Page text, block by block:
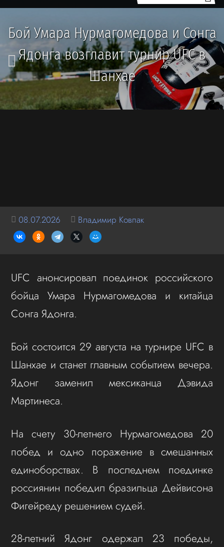
Бой Умара Нурмагомедова и Сонга
Ядонга возглавит турнир UFC в
Шанхае
08.07.2026 Владимир Ковпак
UFC анонсировал поединок российского
бойца Умара Нурмагомедова и китайца
Сонга Ядонга.
Бой состоится 29 августа на турнире UFC в
Шанхае и станет главным событием вечера.
Ядонг заменил мексиканца Дэвида
Мартинеса.
На счету 30-летнего Нурмагомедова 20
побед и одно поражение в смешанных
единоборствах. В последнем поединке
россиянин победил бразильца Дейвисона
Фигейреду решением судей.
28-летний Ядонг одержал 23 победы,